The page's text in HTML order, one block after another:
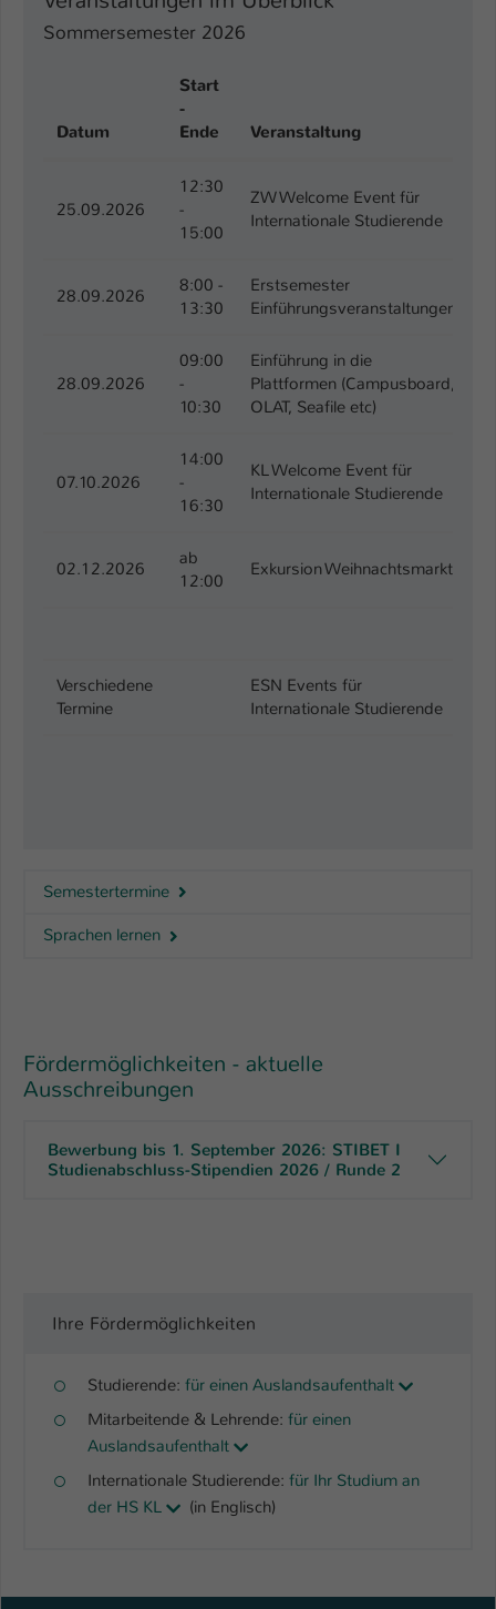
Sommersemester 2026
Datum
Start
-
Ende
Veranstaltung
25.09.2026
12:30
-
15:00
ZW Welcome Event für
Internationale Studierende
28.09.2026
8:00 -
13:30
Erstsemester
Einführungsveranstaltungen
28.09.2026
09:00
-
10:30
Einführung in die
Plattformen (Campusboard,
OLAT, Seafile etc)
07.10.2026
14:00
-
16:30
KL Welcome Event für
Internationale Studierende
02.12.2026
ab
12:00
Exkursion Weihnachtsmarkt
Verschiedene
Termine
ESN Events für
Internationale Studierende
Semestertermine
Sprachen lernen
Fördermöglichkeiten - aktuelle
Ausschreibungen
Bewerbung bis 1. September 2026: STIBET I
Studienabschluss-Stipendien 2026 / Runde 2
Ihre Fördermöglichkeiten
Studierende: für einen Auslandsaufenthalt
Mitarbeitende & Lehrende: für einen
Auslandsaufenthalt
Internationale Studierende: für Ihr Studium an
der HS KL
(in Englisch)
Zweck
Einstellungen. Unter anderem eine zufällig
generierte ID, für die historische
Einstellungen, falls der Webseiten-
Anbieter TYPO3
Zweck
Dieses Cookie ist ein Standard-Session-
eines Intranet-Logins die Session-ID. So
kann der eingeloggte Benutzer
wiedererkannt werden und es wird ihm
gewährt.
TYPO3
Zweck
Dieser Cookie teilt der Webseite mit, ob
ein Besucher im Typo3-Backend